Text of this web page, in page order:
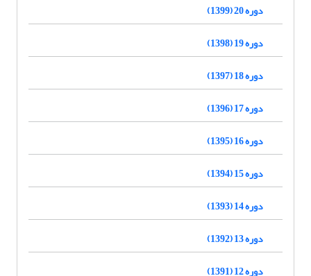
دوره 20 (1399)
دوره 19 (1398)
دوره 18 (1397)
دوره 17 (1396)
دوره 16 (1395)
دوره 15 (1394)
دوره 14 (1393)
دوره 13 (1392)
دوره 12 (1391)